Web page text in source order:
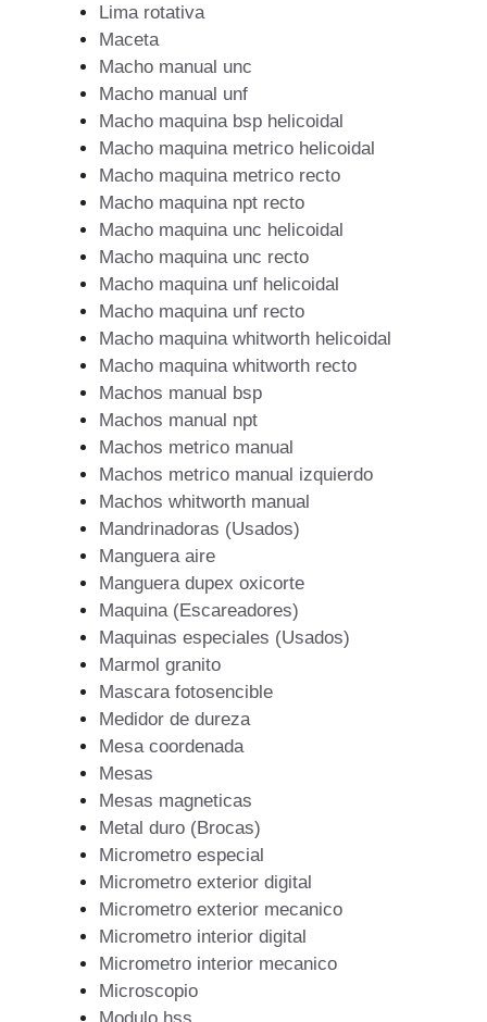
Lima rotativa
Maceta
Macho manual unc
Macho manual unf
Macho maquina bsp helicoidal
Macho maquina metrico helicoidal
Macho maquina metrico recto
Macho maquina npt recto
Macho maquina unc helicoidal
Macho maquina unc recto
Macho maquina unf helicoidal
Macho maquina unf recto
Macho maquina whitworth helicoidal
Macho maquina whitworth recto
Machos manual bsp
Machos manual npt
Machos metrico manual
Machos metrico manual izquierdo
Machos whitworth manual
Mandrinadoras (Usados)
Manguera aire
Manguera dupex oxicorte
Maquina (Escareadores)
Maquinas especiales (Usados)
Marmol granito
Mascara fotosencible
Medidor de dureza
Mesa coordenada
Mesas
Mesas magneticas
Metal duro (Brocas)
Micrometro especial
Micrometro exterior digital
Micrometro exterior mecanico
Micrometro interior digital
Micrometro interior mecanico
Microscopio